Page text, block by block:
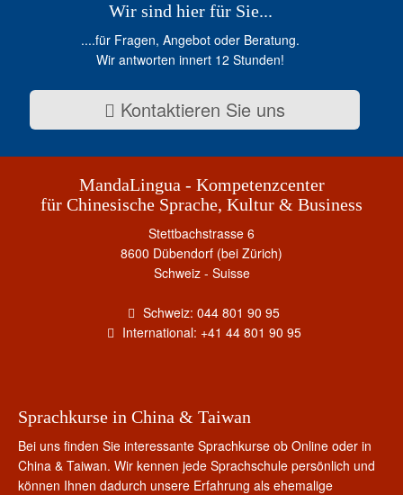
Wir sind hier für Sie...
....für Fragen, Angebot oder Beratung.
Wir antworten innert 12 Stunden!
Kontaktieren Sie uns
MandaLingua - Kompetenzcenter
für Chinesische Sprache, Kultur & Business
Stettbachstrasse 6
8600 Dübendorf (bei Zürich)
Schweiz - Suisse
Schweiz: 044 801 90 95
International: +41 44 801 90 95
Sprachkurse in China & Taiwan
Bei uns finden Sie interessante Sprachkurse ob Online oder in
China & Taiwan. Wir kennen jede Sprachschule persönlich und
können Ihnen dadurch unsere Erfahrung als ehemalige